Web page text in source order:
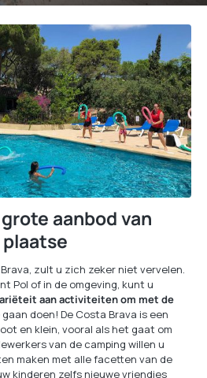
aanbod van
zult u zich zeker niet vervelen.
Pol of in de omgeving, kunt u
aan activiteiten om met de
doen! De Costa Brava is een
en klein, vooral als het gaat om
van de camping willen u
maken met alle facetten van de
kinderen zelfs nieuwe vriendjes